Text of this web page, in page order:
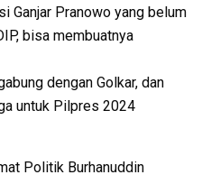
Ganjar Pranowo yang belum
bisa membuatnya
dengan Golkar, dan
untuk Pilpres 2024
Politik Burhanuddin